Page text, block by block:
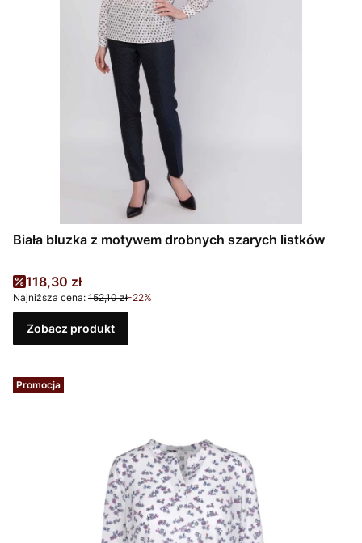
Biała bluzka z motywem drobnych szarych listków
Cena promocyjna
118,30 zł
Najniższa cena: 152,10 zł-22%
Zobacz produkt
Promocja